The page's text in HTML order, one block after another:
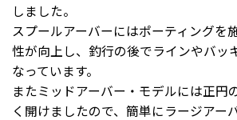
しました。
スプールアーバーにはポーティングを
性が向上し、釣行の後でラインやバッ
なっています。
またミッドアーバー・モデルには正円
く開けましたので、簡単にラージアー